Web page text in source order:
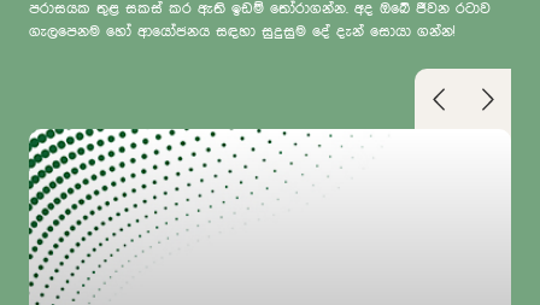
පරාසයක තුළ සකස් කර ඇති ඉඩම් තෝරාගන්න. අද ඔබේ ජීවන රටාව
ගැලපෙනම හෝ ආයෝජනය සඳහා සුදුසුම දේ දැන් සොයා ගන්න!